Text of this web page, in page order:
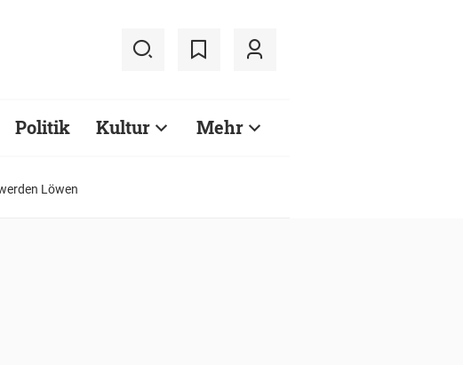
Politik Kultur Mehr
Löwen